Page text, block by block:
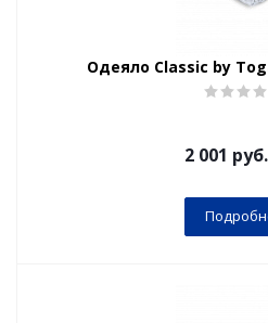
Одеяло Classic by
2 001 руб.